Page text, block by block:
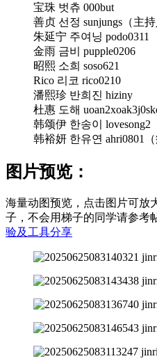
宝珠 벗츄 000but
善贞 선정 sunjungs（主持
朱延宁 주여닝 podo0311
金雨 금비 pupple0206
昭熙 소희 soso621
Rico 리코 rico0210
潘熙珍 반희진 hiziny
杜惠 도해
韩颂伊 한송이 lovesong2
韩裕妍 한유연 ahri0801（
图片预览：
海量动图预览，点击图片可放
子，不会用梯子的同学请参考
验及工具分享